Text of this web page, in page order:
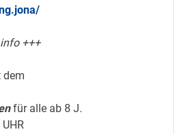
+++
dem
für alle ab 8 J.